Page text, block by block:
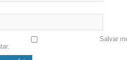
Salvar